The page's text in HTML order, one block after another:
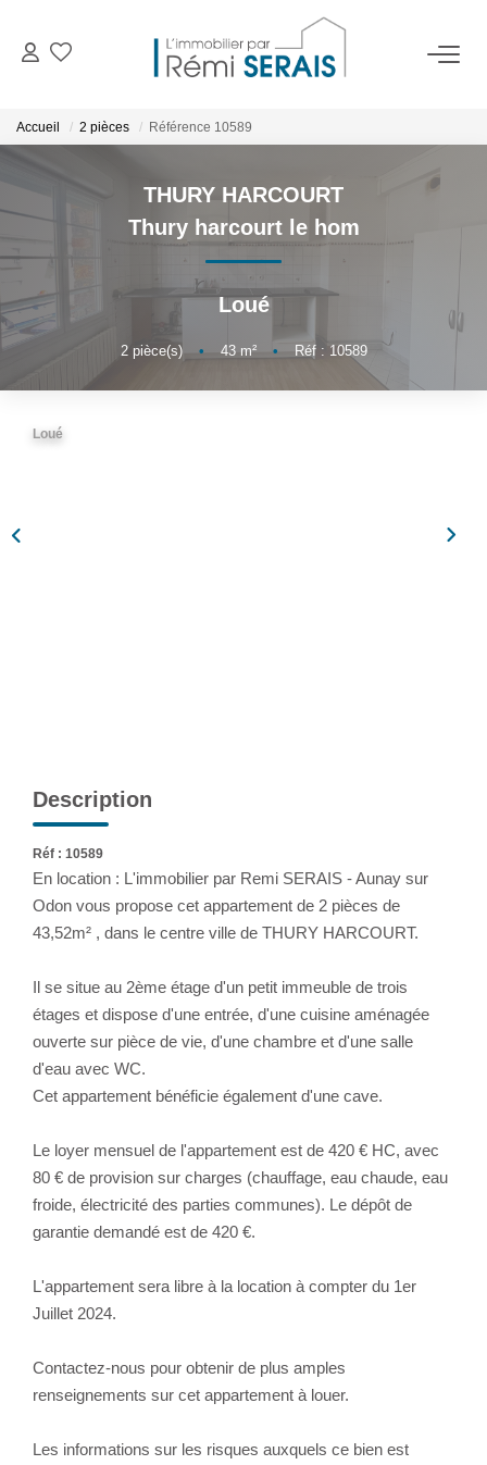
VENDRE
BIENS VENDUS
ADMINISTRATION DE BIENS
Accueil 2 pièces Référence 10589
THURY HARCOURT
Thury harcourt le hom
Loué
2pièce(s) • 43m² • Réf : 10589
Loué
Description
Réf : 10589
En location : L'immobilier par Remi SERAIS - Aunay sur
Odon vous propose cet appartement de 2 pièces de
43,52m² , dans le centre ville de THURY HARCOURT.
Il se situe au 2ème étage d'un petit immeuble de trois
étages et dispose d'une entrée, d'une cuisine aménagée
ouverte sur pièce de vie, d'une chambre et d'une salle
d'eau avec WC.
Cet appartement bénéficie également d'une cave.
Le loyer mensuel de l'appartement est de 420 € HC, avec
80 € de provision sur charges (chauffage, eau chaude, eau
froide, électricité des parties communes). Le dépôt de
garantie demandé est de 420 €.
L'appartement sera libre à la location à compter du 1er
Juillet 2024.
Contactez-nous pour obtenir de plus amples
renseignements sur cet appartement à louer.
Les informations sur les risques auxquels ce bien est